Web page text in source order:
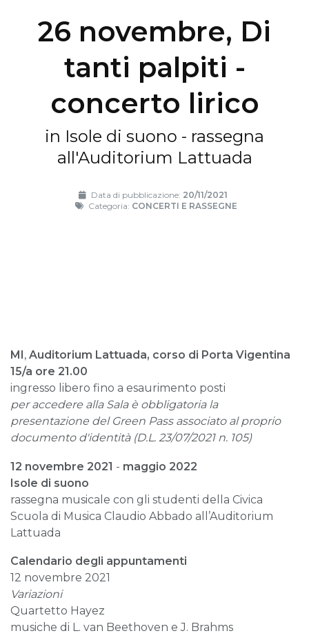
26 novembre, Di
tanti palpiti -
concerto lirico
in Isole di suono - rassegna
all'Auditorium Lattuada
Data di pubblicazione: 20/11/2021
Categoria: CONCERTI E RASSEGNE
MI, Auditorium Lattuada, corso di Porta Vigentina
15/a ore 21.00
ingresso libero fino a esaurimento posti
per accedere alla Sala è obbligatoria la
presentazione del Green Pass associato al proprio
documento d'identità (D.L. 23/07/2021 n. 105)
12 novembre 2021 - maggio 2022
Isole di suono
rassegna musicale con gli studenti della Civica
Scuola di Musica Claudio Abbado all’Auditorium
Lattuada
Calendario degli appuntamenti
12 novembre 2021
Variazioni
Quartetto Hayez
musiche di L. van Beethoven e J. Brahms